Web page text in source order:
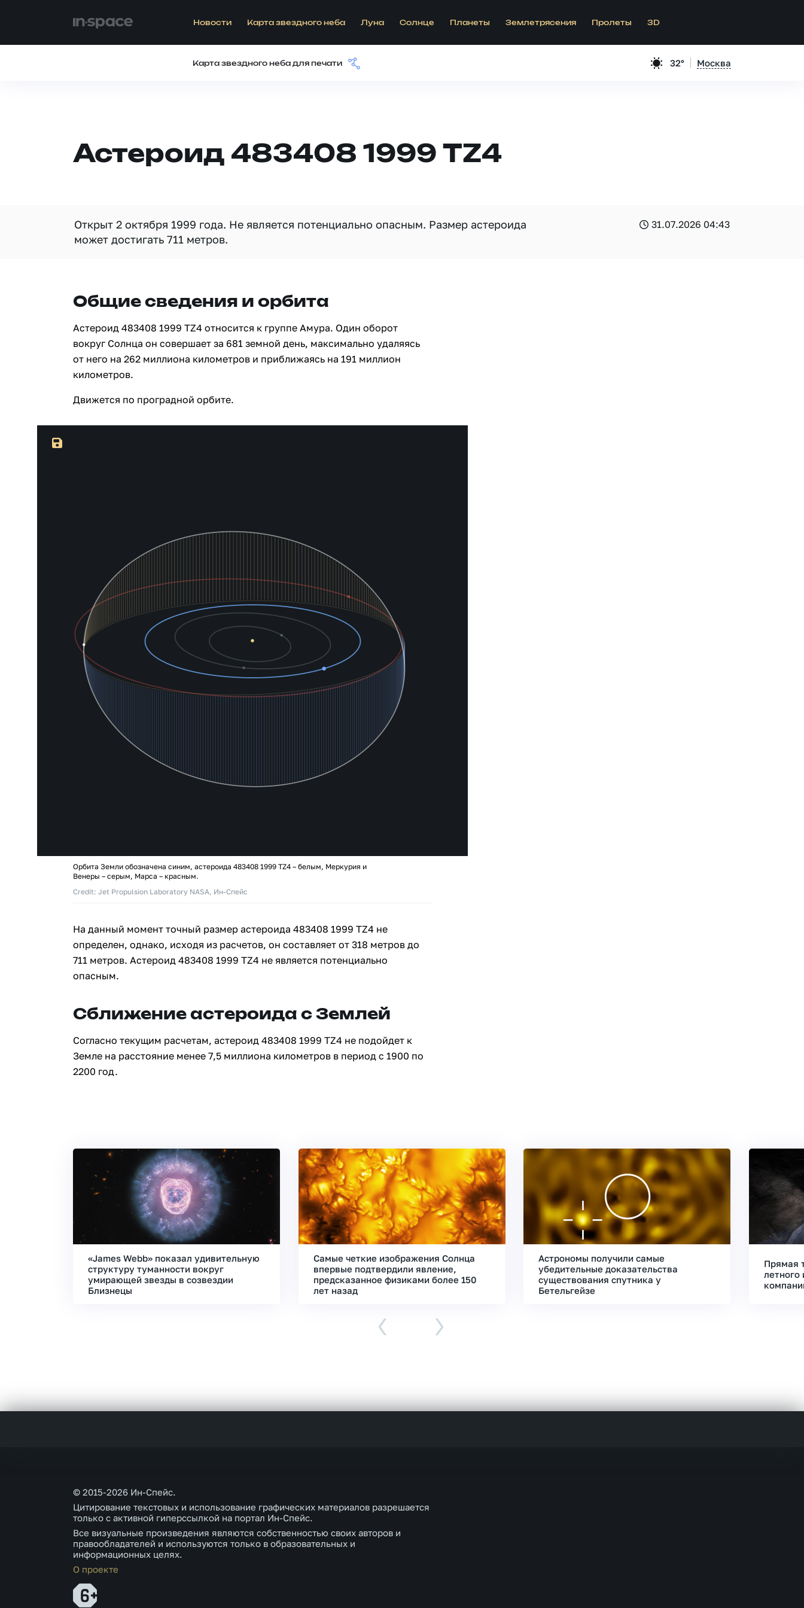
Новости Карта звездного неба Луна Солнце Планеты Землетрясения Пролеты 3D
Карта звездного неба для печати 32° Москва
Астероид 483408 1999 TZ4
Открыт 2 октября 1999 года. Не является потенциально опасным. Размер астероида
может достигать 711 метров.
31.07.2026 04:43
Общие сведения и орбита
Астероид 483408 1999 TZ4 относится к группе Амура. Один оборот
вокруг Солнца он совершает за 681 земной день, максимально удаляясь
от него на 262 миллиона километров и приближаясь на 191 миллион
километров.
Движется по проградной орбите.
Орбита Земли обозначена синим, астероида 483408 1999 TZ4 – белым, Меркурия и
Венеры – серым, Марса – красным.
Credit: Jet Propulsion Laboratory NASA, Ин-Спейс
На данный момент точный размер астероида 483408 1999 TZ4 не
определен, однако, исходя из расчетов, он составляет от 318 метров до
711 метров. Астероид 483408 1999 TZ4 не является потенциально
опасным.
Сближение астероида с Землей
Согласно текущим расчетам, астероид 483408 1999 TZ4 не подойдет к
Земле на расстояние менее 7,5 миллиона километров в период с 1900 по
2200 год.
«James Webb» показал удивительную
структуру туманности вокруг
умирающей звезды в созвездии
Близнецы
Самые четкие изображения Солнца
впервые подтвердили явление,
предсказанное физиками более 150
лет назад
Астрономы получили самые
убедительные доказательства
существования спутника у
Бетельгейзе
Прямая
летного
‹ ›
© 2015-2026 Ин-Спейс.
Цитирование текстовых и использование графических материалов разрешается
только с активной гиперссылкой на портал Ин-Спейс.
Все визуальные произведения являются собственностью своих авторов и
правообладателей и используются только в образовательных и
информационных целях.
О проекте